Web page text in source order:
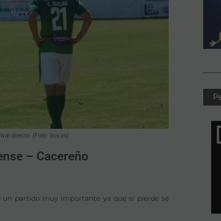
directo. (Foto: hoy.es)
– Cacereño
un partido muy importante ya que si pierde se